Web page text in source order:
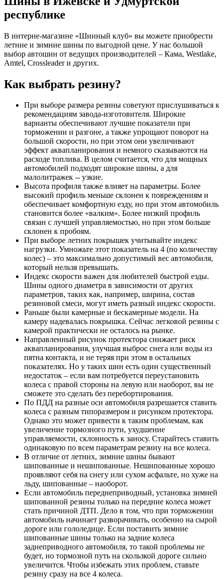
республике
В интерне-магазине «Шинный клуб» вы можете приобрести
летние и зимние шины по выгодной цене. У нас большой
выбор автошин от ведущих производителей – Кама, Westlake,
Amtel, Crossleader и других.
Как выбрать резину?
При выборе размера резины советуют прислушиваться к
рекомендациям завода-изготовителя. Широкие
варианты обеспечивают лучшие показатели при
торможении и разгоне, а также упрощают поворот на
большой скорости, но при этом они увеличивают
эффект аквапланирования и немного сказываются на
расходе топлива. В целом считается, что для мощных
автомобилей подходят широкие шины, а для
малолитражек -- узкие.
Высота профиля также влияет на параметры. Более
высокий профиль меньше склонен к повреждениям и
обеспечивает комфортную езду, но при этом автомобиль
становится более «валким». Более низкий профиль
связан с лучшей управляемостью, но при этом больше
склонен к пробоям.
При выборе летних покрышек учитывайте индекс
нагрузки. Умножьте этот показатель на 4 (по количеству
колес) – это максимально допустимый вес автомобиля,
который нельзя превышать.
Индекс скорости важен для любителей быстрой езды.
Шины одного диаметра в зависимости от других
параметров, таких как, например, ширина, состав
резиновой смеси, могут иметь разный индекс скорости.
Раньше были камерные и бескамерные модели. На
камеру надевалась покрышка. Сейчас легковой резины с
камерой практически не осталось на рынке.
Направленный рисунок протектора снижает риск
аквапланирования, улучшая выброс снега или воды из
пятна контакта, и не теряя при этом в остальных
показателях. Но у таких шин есть один существенный
недостаток – если вам потребуется переустановить
колеса с правой стороны на левую или наоборот, вы не
сможете это сделать без перебортирования.
По ПДД на разные оси автомобиля разрешается ставить
колеса с разным типоразмером и рисунком протектора.
Однако это может привести к таким проблемам, как
увеличение тормозного пути, ухудшение
управляемости, склонность к заносу. Старайтесь ставить
одинаковую по всем параметрам резину на все колеса.
В отличие от летних, зимние шины бывают
шипованные и нешипованные. Нешипованные хорошо
проявляют себя на снегу или сухом асфальте, но хуже на
льду, шипованные – наоборот.
Если автомобиль переднеприводный, установка зимней
шипованной резины только на передние колеса может
стать причиной ДТП. Дело в том, что при торможении
автомобиль начинает разворачивать, особенно на сырой
дороге или гололедице. Если поставить зимние
шипованные шины только на задние колеса
заднеприводного автомобиля, то такой проблемы не
будет, но тормозной путь на скользкой дороге сильно
увеличится. Чтобы избежать этих проблем, ставьте
резину сразу на все 4 колеса.